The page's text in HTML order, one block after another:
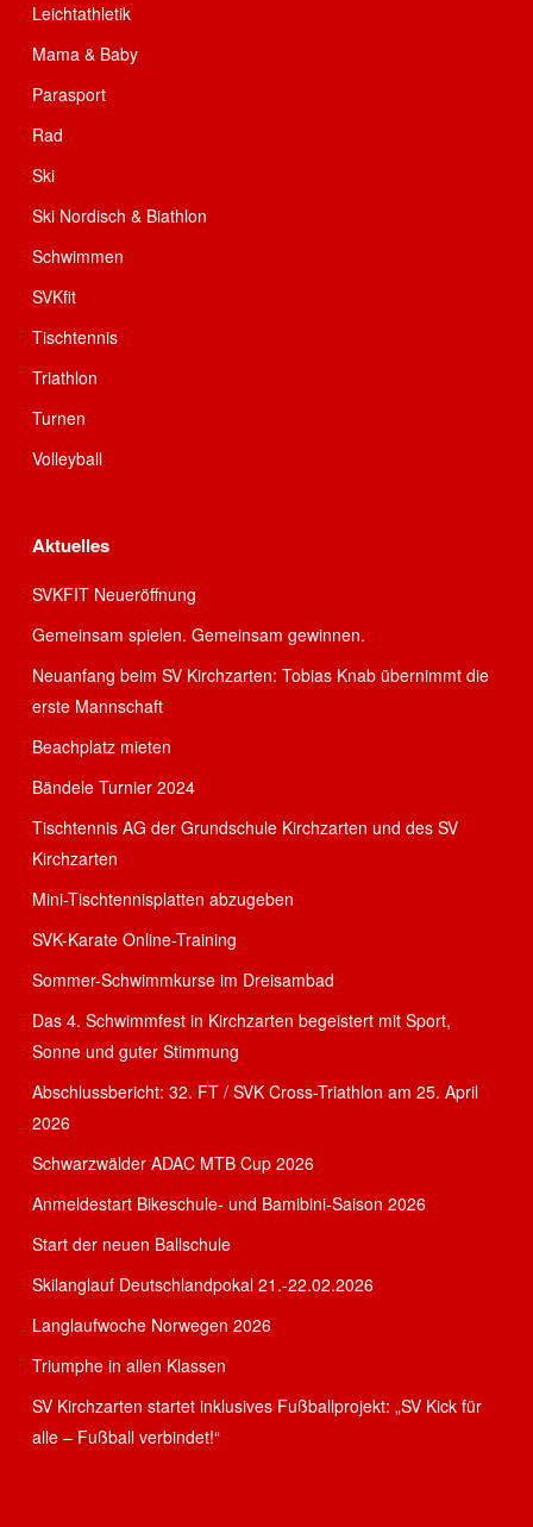
Leichtathletik
Mama & Baby
Parasport
Rad
Ski
Ski Nordisch & Biathlon
Schwimmen
SVKfit
Tischtennis
Triathlon
Turnen
Volleyball
Aktuelles
SVKFIT Neueröffnung
Gemeinsam spielen. Gemeinsam gewinnen.
Neuanfang beim SV Kirchzarten: Tobias Knab übernimmt die
erste Mannschaft
Beachplatz mieten
Bändele Turnier 2024
Tischtennis AG der Grundschule Kirchzarten und des SV
Kirchzarten
Mini-Tischtennisplatten abzugeben
SVK-Karate Online-Training
Sommer-Schwimmkurse im Dreisambad
Das 4. Schwimmfest in Kirchzarten begeistert mit Sport,
Sonne und guter Stimmung
Abschlussbericht: 32. FT / SVK Cross-Triathlon am 25. April
2026
Schwarzwälder ADAC MTB Cup 2026
Anmeldestart Bikeschule- und Bamibini-Saison 2026
Start der neuen Ballschule
Skilanglauf Deutschlandpokal 21.-22.02.2026
Langlaufwoche Norwegen 2026
Triumphe in allen Klassen
SV Kirchzarten startet inklusives Fußballprojekt: „SV Kick für
alle – Fußball verbindet!“